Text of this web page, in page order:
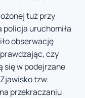
tuż przy
uruchomiła
obserwację
czy
się w podejrzane
tzw.
przekraczaniu